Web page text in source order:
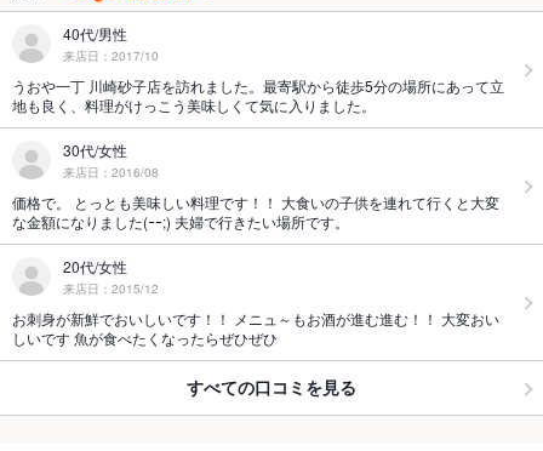
40代/男性
来店日：2017/10
うおや一丁 川崎砂子店を訪れました。最寄駅から徒歩5分の場所にあって立
地も良く、料理がけっこう美味しくて気に入りました。
30代/女性
来店日：2016/08
価格で。 とっとも美味しい料理です！！ 大食いの子供を連れて行くと大変
な金額になりました(ｰｰ;) 夫婦で行きたい場所です。
20代/女性
来店日：2015/12
お刺身が新鮮でおいしいです！！ メニュ～もお酒が進む進む！！ 大変おい
しいです 魚が食べたくなったらぜひぜひ
すべての口コミを見る